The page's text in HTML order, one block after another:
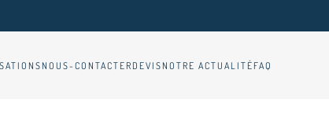
NOUS-CONTACTER DEVIS NOTRE ACTUALITÉ FAQ